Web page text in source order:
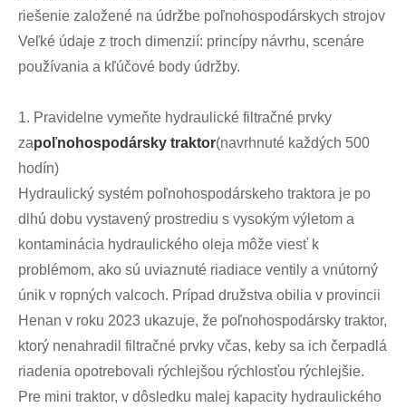
riešenie založené na údržbe poľnohospodárskych strojov
Veľké údaje z troch dimenzií: princípy návrhu, scenáre
používania a kľúčové body údržby.
1. Pravidelne vymeňte hydraulické filtračné prvky
zapoľnohospodársky traktor(navrhnuté každých 500
hodín)
Hydraulický systém poľnohospodárskeho traktora je po
dlhú dobu vystavený prostrediu s vysokým výletom a
kontaminácia hydraulického oleja môže viesť k
problémom, ako sú uviaznuté riadiace ventily a vnútorný
únik v ropných valcoch. Prípad družstva obilia v provincii
Henan v roku 2023 ukazuje, že poľnohospodársky traktor,
ktorý nenahradil filtračné prvky včas, keby sa ich čerpadlá
riadenia opotrebovali rýchlejšou rýchlosťou rýchlejšie.
Pre mini traktor, v dôsledku malej kapacity hydraulického